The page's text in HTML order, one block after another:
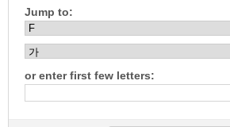
Jump to:
or enter first few letters: